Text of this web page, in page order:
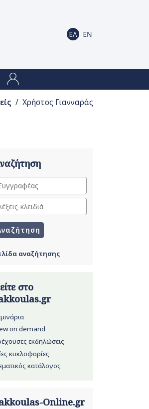
/ Χρήστος Γιανναράς
αναζήτησης
στο
on demand
εκδηλώσεις
κυκλοφορίες
κατάλογος
Online.gr